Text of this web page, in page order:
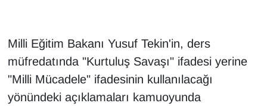
Milli Eğitim Bakanı Yusuf Tekin'in, ders
müfredatında "Kurtuluş Savaşı" ifadesi yerine
"Milli Mücadele" ifadesinin kullanılacağı
yönündeki açıklamaları kamuoyunda